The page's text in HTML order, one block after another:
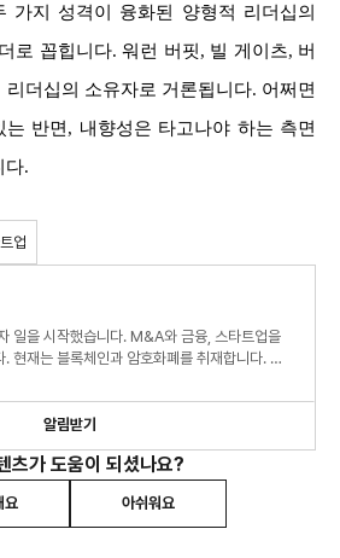
가지 성격이 융화된 양형적 리더십의
로 꼽힙니다. 워런 버핏, 빌 게이츠, 버
더십의 소유자로 거론됩니다. 어쩌면
반면, 내향성은 타고나야 하는 측면
다.
업
일을 시작했습니다. M&A와 금융, 스타트업을
. 현재는 블록체인과 암호화폐를 취재합니다. <
련 글을 읽고 씁니다. 사이드 프로젝트로 <회사
하고 있습니다. <회사_밖>은 직장인 네트워킹을
알림받기
츠가 도움이 되셨나요?
요 아쉬워요